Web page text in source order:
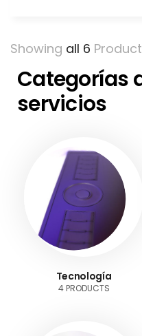
Showing all 6
Categorías
servicios
Tecnología
4 PRODUCTS